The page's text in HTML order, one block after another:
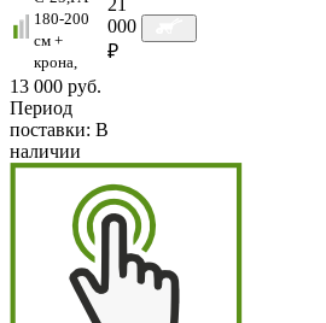
180-200
см +
крона,
000
₽
13 000 руб.
Период
поставки: В
наличии